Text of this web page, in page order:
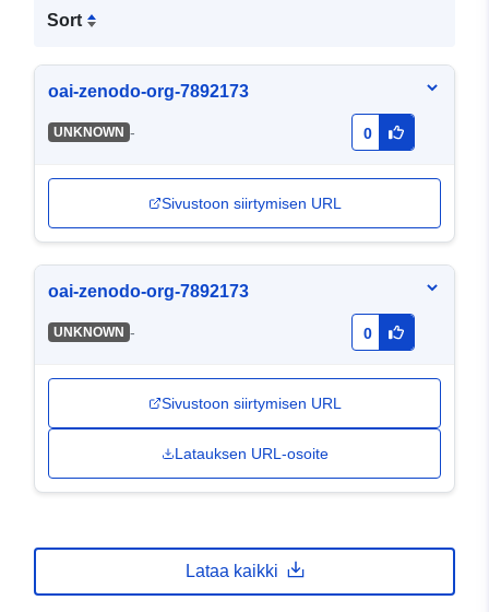
Sort
oai-zenodo-org-7892173
UNKNOWN - 0
Sivustoon siirtymisen URL
oai-zenodo-org-7892173
UNKNOWN - 0
Sivustoon siirtymisen URL
Latauksen URL-osoite
Lataa kaikki